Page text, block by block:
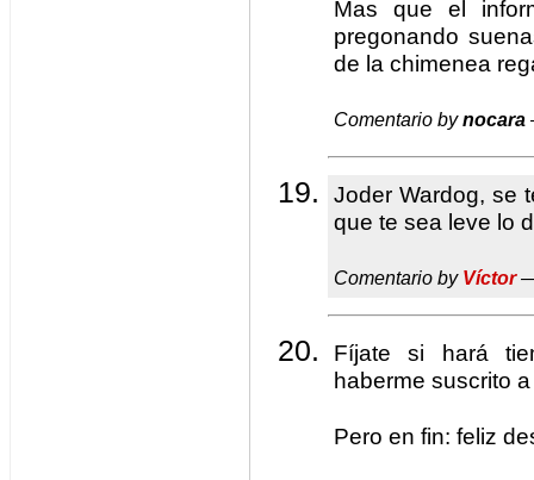
Mas que el
pregonando
de la chimenea
Comentario bynocara
Joder Wardog, se
que te sea leve lo
Comentario by Víctor—
Fíjate si hará
haberme suscrito
Pero en fin: feliz